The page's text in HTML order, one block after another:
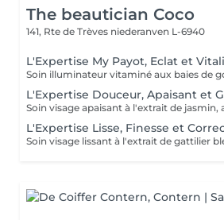
The beautician Coco
141, Rte de Trèves niederanven L-6940
L'Expertise My Payot, Eclat et
Soin illuminateur vitaminé aux baies de
L'Expertise Douceur, Apaisant et
L'Expertise Lisse, Finesse et
Soin visage lissant à l'extrait de gattilier